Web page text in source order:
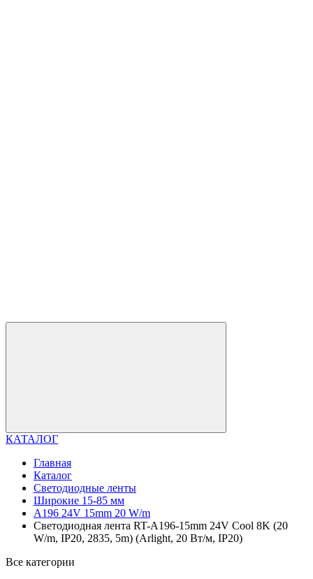
КАТАЛОГ
Главная
Каталог
Светодиодные ленты
Широкие 15-85 мм
A196 24V 15mm 20 W/m
Светодиодная лента RT-A196-15mm 24V Cool 8K (20
W/m, IP20, 2835, 5m) (Arlight, 20 Вт/м, IP20)
Все категории